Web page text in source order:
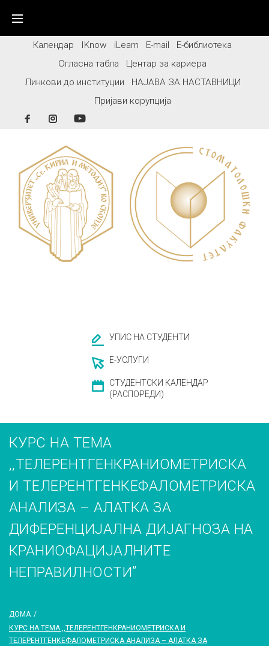
contentКалендар IKnow iLearn E-mail
Е-библиотека
Огласна табла
Центар за кариера
Линкови до институции
НАЈАВА ЗА НАСТАВНИЦИ
Пријави корупција
FacebookInstagram
УПИС НА СТУДЕНТИ
Е-УСЛУГИ
СТУДЕНТСКИ КАЛЕНДАР
(РАСПОРЕДИ)
КУРС НА ТЕМА
,,ТЕЛЕРЕНТГЕНКРАНИОМЕТРИСКА
И ТЕЛЕРЕНТГЕНКЕФАЛОМЕТРИСКА
АНАЛИЗА – АЛАТКА ЗА
ДИФЕРЕНЦИЈАЛНА ДИЈАГНОЗА НА
КРАНИОФАЦИЈАЛНИТЕ
НЕПРАВИЛНОСТИ”
ДОМА /
КУРС НА ТЕМА ,,ТЕЛЕРЕНТГЕНКРАНИОМЕТРИСКА И
ТЕЛЕРЕНТГЕНКЕФАЛОМЕТРИСКА АНАЛИЗА – АЛАТКА ЗА